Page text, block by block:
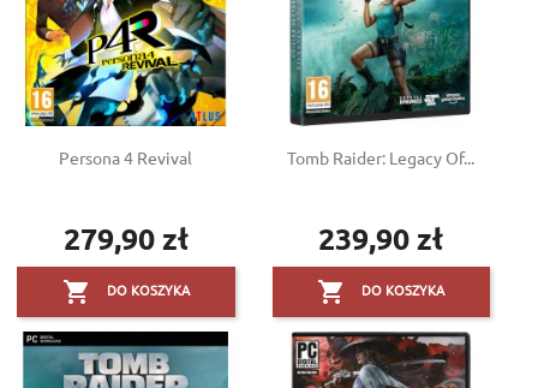
Persona 4 Revival
Cena
279,90 zł
 DO KOSZYKA
Tomb Raider: Legacy Of...
Cena
239,90 zł
 DO KOSZYKA